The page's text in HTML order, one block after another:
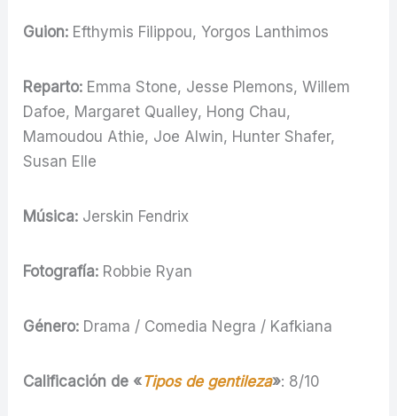
Guion: Efthymis Filippou, Yorgos Lanthimos
Reparto: Emma Stone, Jesse Plemons, Willem
Dafoe, Margaret Qualley, Hong Chau,
Mamoudou Athie, Joe Alwin, Hunter Shafer,
Susan Elle
Música: Jerskin Fendrix
Fotografía: Robbie Ryan
Género: Drama / Comedia Negra / Kafkiana
Calificación de «Tipos de gentileza»: 8/10